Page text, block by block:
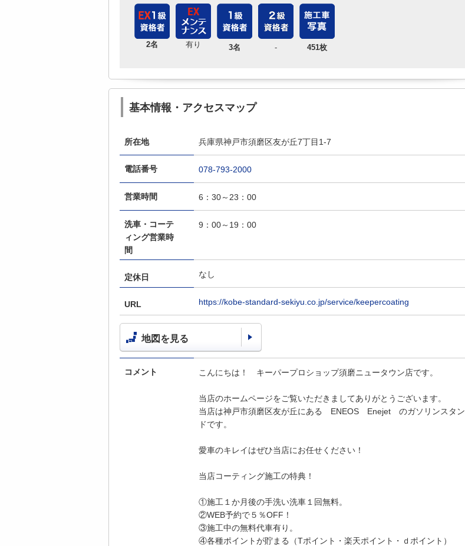
2名 有り 3名 - 451枚
基本情報・アクセスマップ
所在地 兵庫県神戸市須磨区友が丘7丁目1-7
電話番号 078-793-2000
営業時間 6：30～23：00
洗車・コーテ
ィング営業時
間
9：00～19：00
定休日 なし
URL https://kobe-standard-sekiyu.co.jp/service/keepercoating
地図を見る
コメント こんにちは！ キーパープロショップ須磨ニュータウン店です。
当店のホームページをご覧いただきましてありがとうございます。
当店は神戸市須磨区友が丘にある ENEOS Enejet のガソリンスタン
ドです。
愛車のキレイはぜひ当店にお任せください！
当店コーティング施工の特典！
①施工１か月後の手洗い洗車１回無料。
②WEB予約で５％OFF！
③施工中の無料代車有り。
④各種ポイントが貯まる（Tポイント・楽天ポイント・ｄポイント）